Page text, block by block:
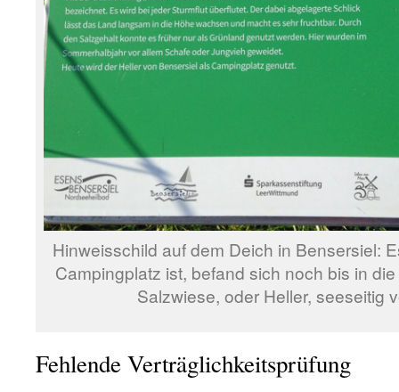
Hinweisschild auf dem Deich in Bensersiel:
Campingplatz ist, befand sich noch bis in
Salzwiese, oder Heller, seeseitig
Fehlende Verträglichkeitsprüfung